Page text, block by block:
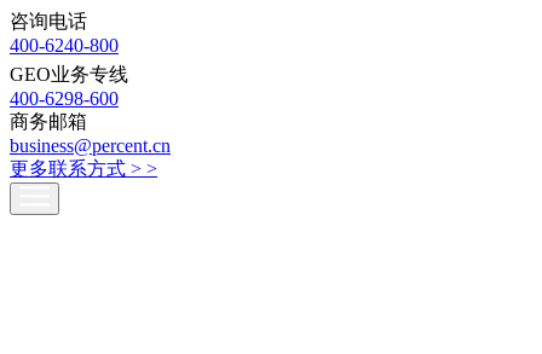
咨询电话
400-6240-800
GEO业务专线
400-6298-600
商务邮箱
business@percent.cn
更多联系方式 > >